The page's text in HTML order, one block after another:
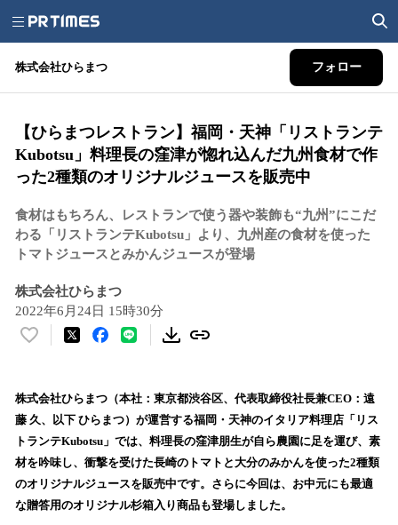
株式会社ひらまつ フォロー
【ひらまつレストラン】福岡・天神「リストランテ
Kubotsu」料理長の窪津が惚れ込んだ九州食材で作
った2種類のオリジナルジュースを販売中
食材はもちろん、レストランで使う器や装飾も“九州”にこだ
わる「リストランテKubotsu」より、九州産の食材を使った
トマトジュースとみかんジュースが登場
株式会社ひらまつ
2022年6月24日 15時30分
い
！
数
を
読
込
み
株式会社ひらまつ（本社：東京都渋谷区、代表取締役社長兼CEO：遠
藤 久、以下 ひらまつ）が運営する福岡・天神のイタリア料理店「リス
トランテKubotsu」では、料理長の窪津朋生が自ら農園に足を運び、素
材を吟味し、衝撃を受けた長崎のトマトと大分のみかんを使った2種類
のオリジナルジュースを販売中です。さらに今回は、お中元にも最適
な贈答用のオリジナル杉箱入り商品も登場しました。